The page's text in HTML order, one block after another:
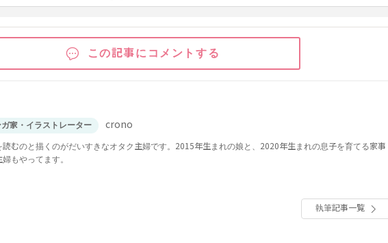
この記事にコメントする
ガ家・イラストレーター crono
読むのと描くのがだいすきなオタク主婦です。2015年生まれの娘と、2020年生まれの息子を育てる家事
もやってます。
執筆記事一覧